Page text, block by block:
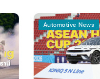
Automotive News